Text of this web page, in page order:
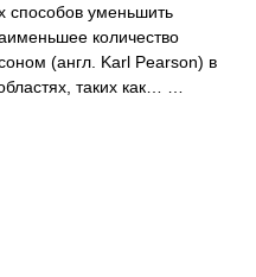
способов уменьшить
количество
(англ. Karl Pearson) в
таких как… …